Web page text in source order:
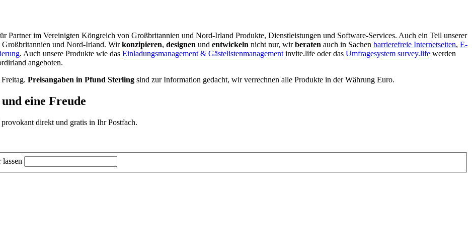
Partner im Vereinigten Köngreich von Großbritannien und Nord-Irland Produkte, Dienstleistungen und Software-Services. Auch ein Teil unserer
und Nord-Irland. Wirkonzipieren, designen und entwickeln nicht nur, wirberaten auch in Sachen barrierefreie Internetseiten, E-
. Auch unsere Produkte wie das Einladungsmanagement & Gästelistenmanagement invite.life oder das Umfragesystem survey.life werden
angeboten.
Preisangaben in Pfund Sterling sind zur Information gedacht, wir verrechnen alle Produkte in der Währung Euro.
eine Freude
direkt und gratis in Ihr Postfach.